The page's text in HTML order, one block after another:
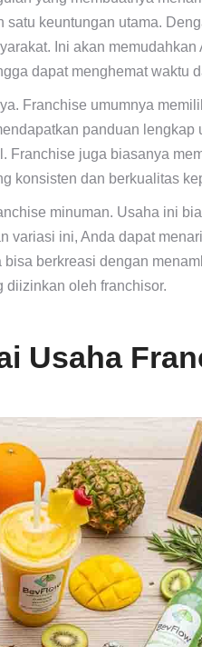
keuntungan utama.
Ini akan memudahkan
dapat menghemat waktu
Franchise umumnya
panduan lengkap
Franchise juga biasanya
konsisten dan berkualitas
minuman. Usaha ini
variasi ini, Anda dapat
berkreasi dengan
diizinkan oleh franchisor.
Usaha